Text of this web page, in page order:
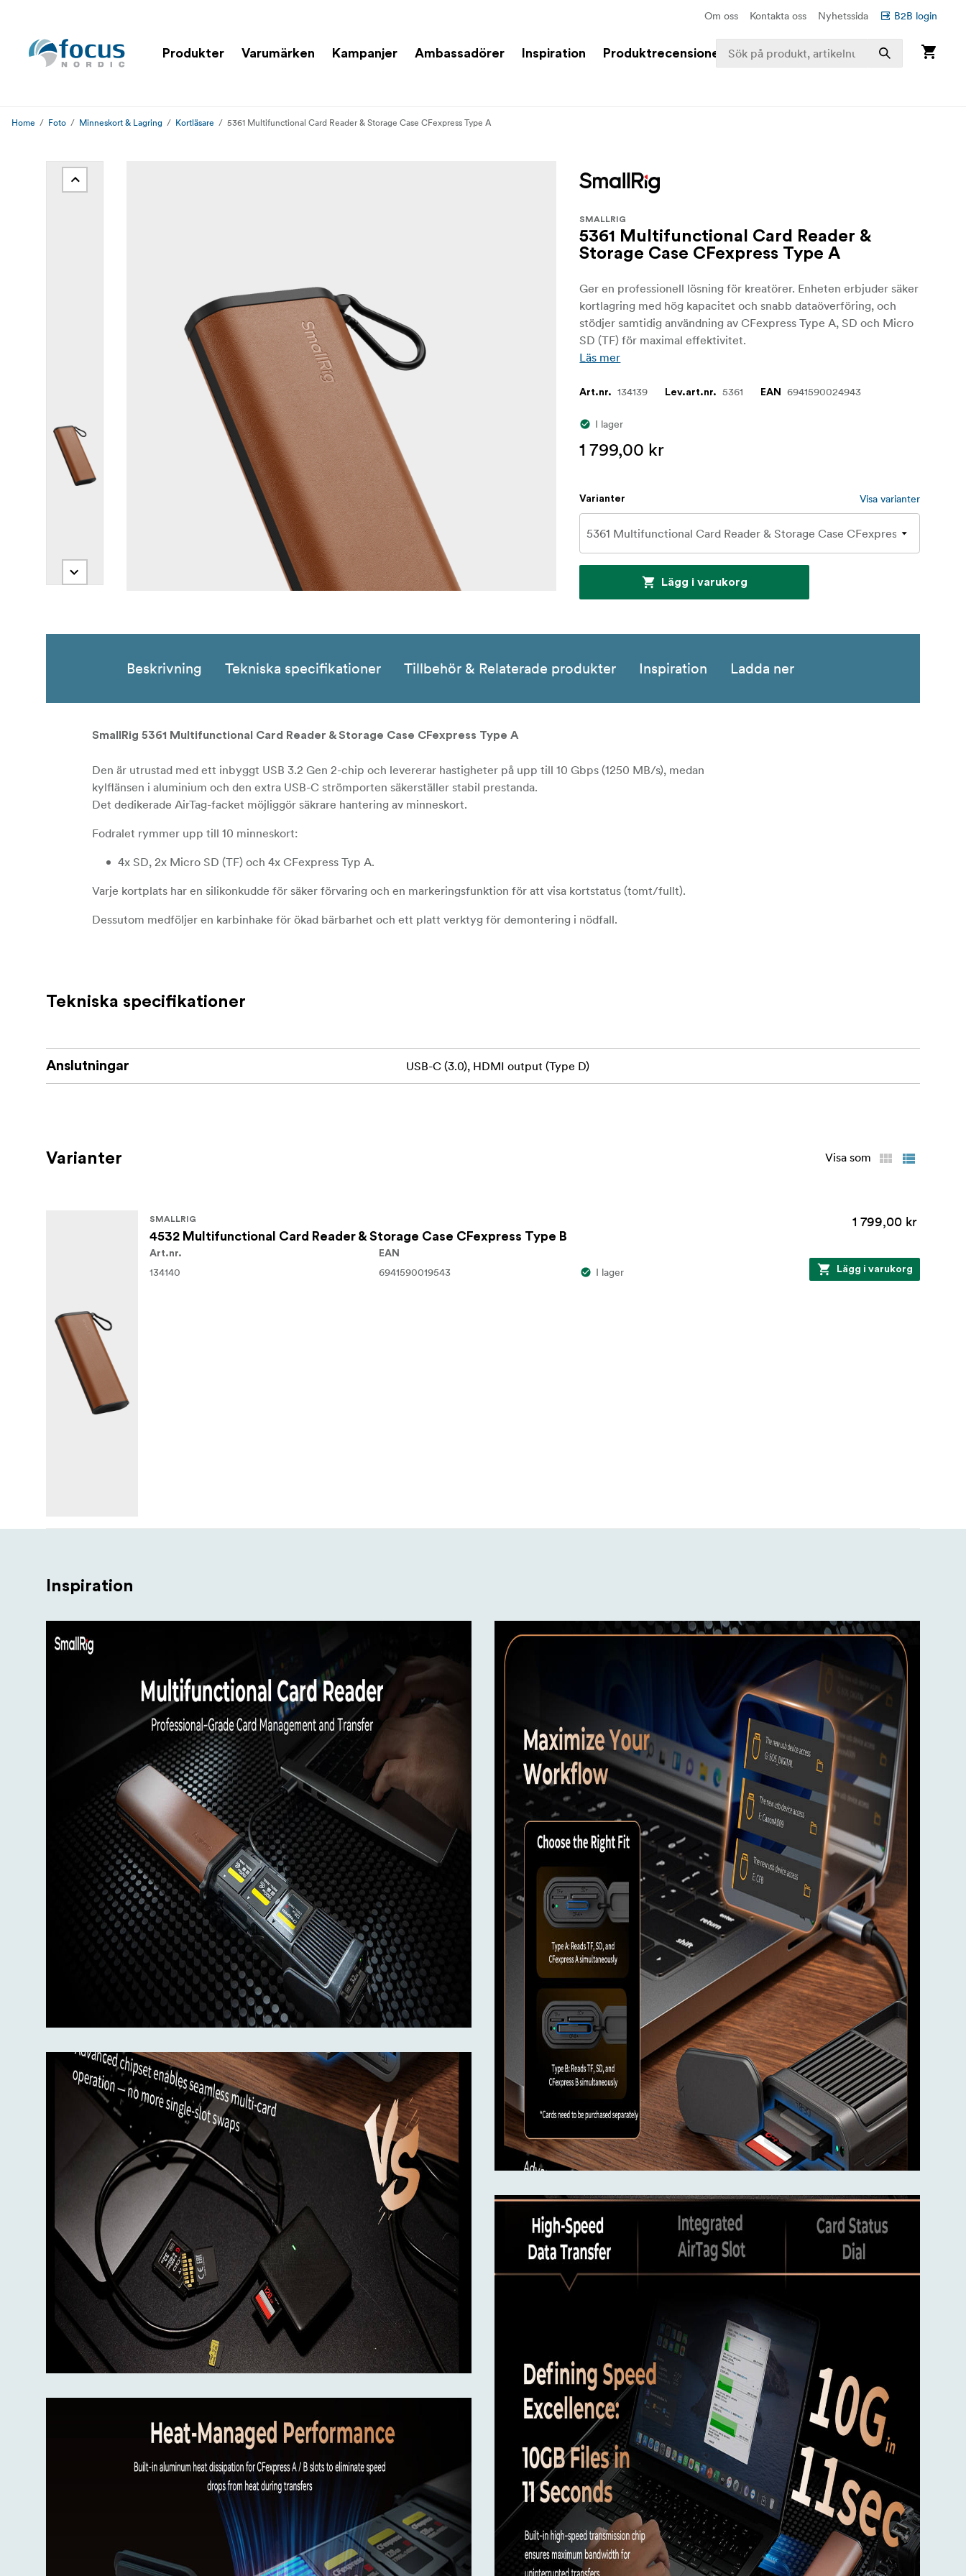
Om oss Kontakta oss Nyhetssida B2B login
Produkter Varumärken Kampanjer Ambassadörer Inspiration Produktrecensioner
Home Foto Minneskort & Lagring Kortläsare 5361 Multifunctional Card Reader & Storage Case CFexpress Type A
SMALLRIG
5361 Multifunctional Card Reader &
Storage Case CFexpress Type A
Ger en professionell lösning för kreatörer. Enheten erbjuder säker
kortlagring med hög kapacitet och snabb dataöverföring, och
stödjer samtidig användning av CFexpress Type A, SD och Micro
SD (TF) för maximal effektivitet.
Läs mer
Art.nr. 134139 Lev.art.nr. 5361 EAN 6941590024943
I lager
1 799,00 kr
Varianter Visa varianter
Lägg i varukorg
Beskrivning Tekniska specifikationer Tillbehör & Relaterade produkter Inspiration Ladda ner
SmallRig 5361 Multifunctional Card Reader & Storage Case CFexpress Type A
Den är utrustad med ett inbyggt USB 3.2 Gen 2-chip och levererar hastigheter på upp till 10 Gbps (1250 MB/s), medan
kylflänsen i aluminium och den extra USB-C strömporten säkerställer stabil prestanda.
Det dedikerade AirTag-facket möjliggör säkrare hantering av minneskort.
Fodralet rymmer upp till 10 minneskort:
4x SD, 2x Micro SD (TF) och 4x CFexpress Typ A.
Varje kortplats har en silikonkudde för säker förvaring och en markeringsfunktion för att visa kortstatus (tomt/fullt).
Dessutom medföljer en karbinhake för ökad bärbarhet och ett platt verktyg för demontering i nödfall.
SD-kort: UHS-II (SD/SDXC/SDHC, upp till 312 MB/s), kompatibel med UHS-I
Innehåll:
Tekniska specifikationer
Anslutningar USB-C (3.0), HDMI output (Type D)
Varianter Visa som
SMALLRIG
4532 Multifunctional Card Reader & Storage Case CFexpress Type B
1 799,00 kr
Art.nr.
134140
EAN
6941590019543 I lager Lägg i varukorg
Inspiration